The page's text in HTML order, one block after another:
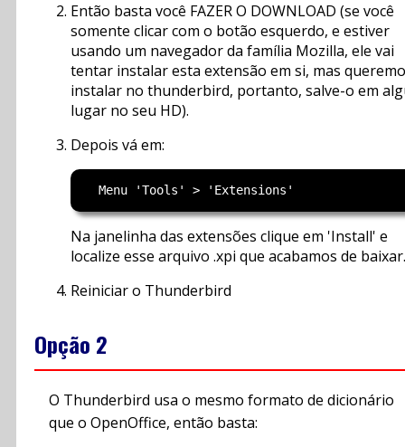
Então basta você FAZER O DOWNLOAD (se você
somente clicar com o botão esquerdo, e estiver
usando um navegador da família Mozilla, ele vai
tentar instalar esta extensão em si, mas
instalar no thunderbird, portanto, salve-o em
lugar no seu HD).
Depois vá em:
Na janelinha das extensões clique em 'Install' e
localize esse arquivo .xpi que acabamos de baixar.
Reiniciar o Thunderbird
Opção 2
O Thunderbird usa o mesmo formato de dicionário
que o OpenOffice, então basta: